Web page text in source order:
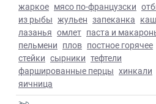
жаркое мясо по-французски
из рыбы жульен запеканка
лазанья омлет паста и
пельмени плов постное горячее
стейки сырники тефтели
фаршированные перцы хинкали
яичница